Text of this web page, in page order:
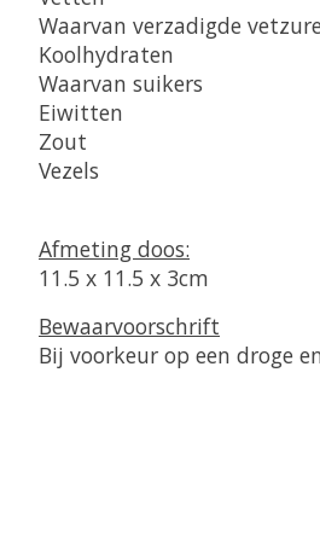
Waarvan verzadigde
Koolhydraten
Waarvan suikers
Eiwitten
Zout
Vezels
Afmeting doos:
11.5 x 11.5 x 3cm
Bewaarvoorschrift
Bij voorkeur op een droge